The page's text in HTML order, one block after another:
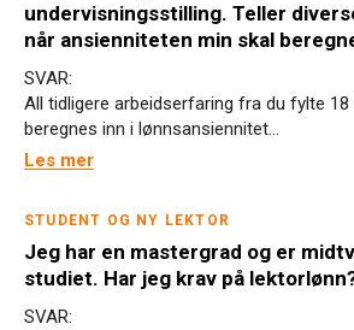
undervisningsstilling. Teller
når ansienniteten min skal
SVAR:
All tidligere arbeidserfaring fra du fylte 18
beregnes inn i lønnsansiennitet...
Les mer
STUDENT OG NY LEKTOR
Jeg har en mastergrad og er
studiet. Har jeg krav på
SVAR: